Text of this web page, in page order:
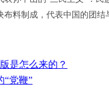
料制成，代表中国的团结
是怎么来的？
“党鞭”